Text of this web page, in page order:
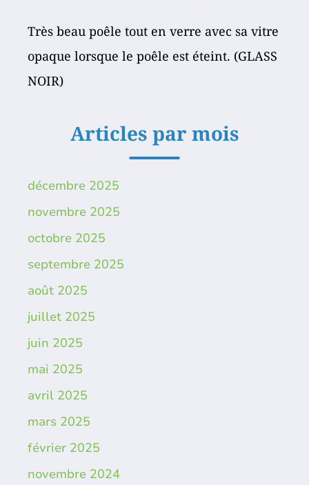
Très beau poêle tout en verre avec sa vitre
opaque lorsque le poêle est éteint. (GLASS
NOIR)
Articles par mois
décembre 2025
novembre 2025
octobre 2025
septembre 2025
août 2025
juillet 2025
juin 2025
mai 2025
avril 2025
mars 2025
février 2025
novembre 2024